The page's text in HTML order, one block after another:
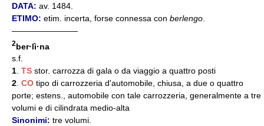
DATA: av. 1484.
ETIMO: etim. incerta, forse connessa con berlengo
————————
2ber·lì·na
s.f.
1. TS stor. carrozza di gala o da viaggio a quattro posti
2. CO tipo di carrozzeria d'automobile, chiusa, a due o quattro
porte; estens., automobile con tale carrozzeria, generalmente a tre
volumi e di cilindrata medio-alta
Sinonimi: tre volumi.